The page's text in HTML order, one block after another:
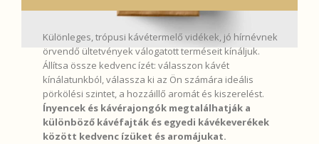
Különleges, trópusi kávétermelő vidékek, jó hírnévnek
örvendő ültetvények válogatott terméseit kínáljuk.
Állítsa össze kedvenc ízét: válasszon kávét
kínálatunkból, válassza ki az Ön számára ideális
pörkölési szintet, a hozzáillő aromát és kiszerelést.
Ínyencek és kávérajongók megtalálhatják a
különböző kávéfajták és egyedi kávékeverékek
között kedvenc ízüket és aromájukat.